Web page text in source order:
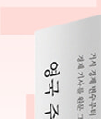
을 예상하는 샴
a bubble? 323
361